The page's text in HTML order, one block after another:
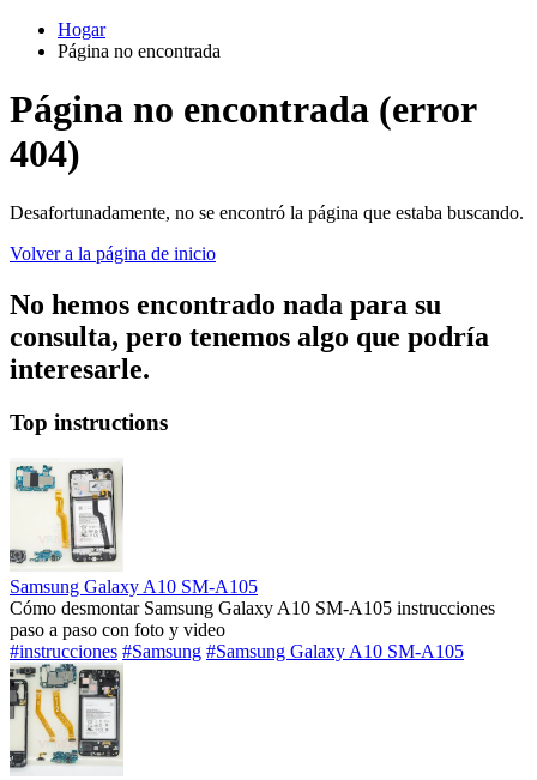
Hogar
Página no encontrada
Página no encontrada (error
404)
Desafortunadamente, no se encontró la página que estaba buscando.
Volver a la página de inicio
No hemos encontrado nada para su
consulta, pero tenemos algo que podría
interesarle.
Top instructions
Samsung Galaxy A10 SM-A105
Cómo desmontar Samsung Galaxy A10 SM-A105 instrucciones
paso a paso con foto y video
#instrucciones #Samsung #Samsung Galaxy A10 SM-A105